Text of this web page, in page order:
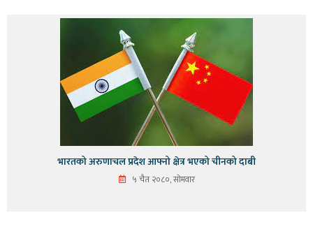
भारतको अरुणाचल प्रदेश आफ्नो क्षेत्र भएको चीनको दाबी
५ चैत २०८०, सोमवार